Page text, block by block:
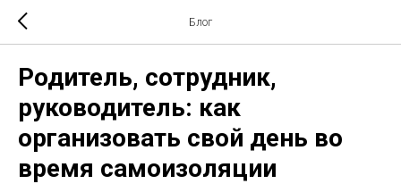
Блог
Родитель, сотрудник,
руководитель: как
организовать свой день во
время самоизоляции